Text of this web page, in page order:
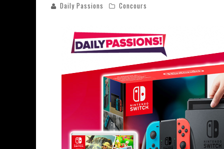
STAR FOX
« MOFUSAND / PARLER
ASSASSIN'S CREED BLACK FLAG
« LE VENT DAND LES SAULES »
« DAMN THEM ALL » - UN DUO
Daily Passions Concours